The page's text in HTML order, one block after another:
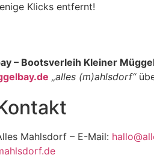
Klicks entfernt!
– Bootsverleih Kleiner
„alles (m)ahlsdorf“
Mahlsdorf – E-Mail: